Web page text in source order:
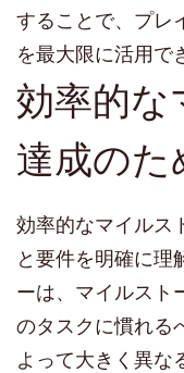
することで、プレ
を最大限に活用で
効率的な
達成の
効率的なマイルス
と要件を明確に理
ーは、マイルスト
のタスクに慣れる
よって大きく異な